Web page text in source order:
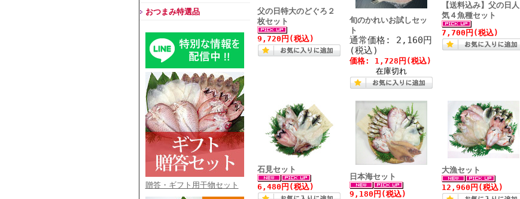
おつまみ特選品
贈答・ギフト用干物セット
父の日特大のどぐろ２
枚セット
9,720円(税込)
旬のかれいお試しセッ
ト
通常価格: 2,160円
(税込)
価格: 1,728円(税込)
在庫切れ
【送料込み】父の日人
気４魚種セット
7,700円(税込)
石見セット
6,480円(税込)
日本海セット
9,180円(税込)
大漁セット
12,960円(税込)